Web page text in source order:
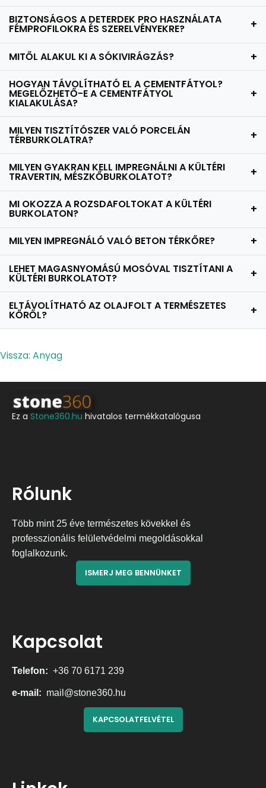
BIZTONSÁGOS A DETERDEK PRO HASZNÁLATA
FÉMPROFILOKRA ÉS SZERELVÉNYEKRE? +
MITŐL ALAKUL KI A SÓKIVIRÁGZÁS? +
HOGYAN TÁVOLÍTHATÓ EL A CEMENTFÁTYOL?
MEGELŐZHETŐ-E A CEMENTFÁTYOL
KIALAKULÁSA?
+
MILYEN TISZTÍTÓSZER VALÓ PORCELÁN
TÉRBURKOLATRA? +
MILYEN GYAKRAN KELL IMPREGNÁLNI A KÜLTÉRI
TRAVERTIN, MÉSZKŐBURKOLATOT? +
MI OKOZZA A ROZSDAFOLTOKAT A KÜLTÉRI
BURKOLATON? +
MILYEN IMPREGNÁLÓ VALÓ BETON TÉRKŐRE? +
LEHET MAGASNYOMÁSÚ MOSÓVAL TISZTÍTANI A
KÜLTÉRI BURKOLATOT? +
ELTÁVOLÍTHATÓ AZ OLAJFOLT A TERMÉSZETES
KŐRŐL? +
Vissza: Anyag
Ez a Stone360.hu hivatalos termékkatalógusa
Rólunk
Több mint 25 éve természetes kövekkel és
professzionális felületvédelmi megoldásokkal
foglalkozunk.
ISMERJ MEG BENNÜNKET
Kapcsolat
Telefon: +36 70 6171 239
e-mail: mail@stone360.hu
KAPCSOLATFELVÉTEL